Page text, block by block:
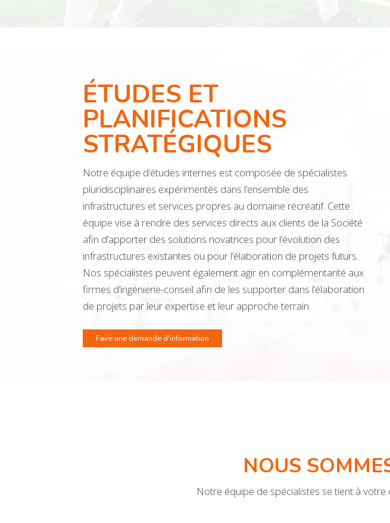
ÉTUDES ET
PLANIFICATIONS
STRATÉGIQUES
Notre équipe d’études internes est composée de spécialistes
pluridisciplinaires expérimentés dans l’ensemble des
infrastructures et services propres au domaine récréatif. Cette
équipe vise à rendre des services directs aux clients de la Société
afin d’apporter des solutions novatrices pour l’évolution des
infrastructures existantes ou pour l’élaboration de projets futurs.
Nos spécialistes peuvent également agir en complémentarité aux
firmes d’ingénierie-conseil afin de les supporter dans l’élaboration
de projets par leur expertise et leur approche terrain.
Faire une demande d'information
NOUS
Notre équipe de spécialistes se tient à